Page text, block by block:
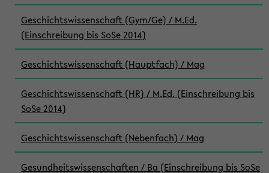
Geschichtswissenschaft (Gym/Ge) / M.Ed.
(Einschreibung bis SoSe 2014)
Geschichtswissenschaft (Hauptfach) / Mag
Geschichtswissenschaft (HR) / M.Ed. (Einschreibung bis
SoSe 2014)
Geschichtswissenschaft (Nebenfach) / Mag
Gesundheitswissenschaften / Ba (Einschreibung bis SoSe